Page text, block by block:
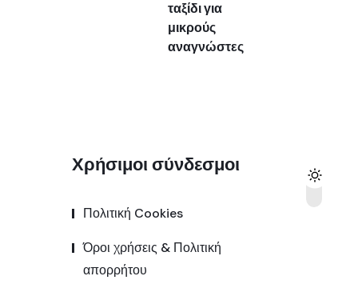
ταξίδι για
μικρούς
αναγνώστες
Χρήσιμοι σύνδεσμοι
Πολιτική Cookies
Όροι χρήσεις & Πολιτική
απορρήτου